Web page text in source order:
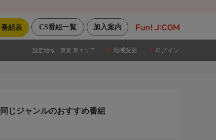
加入案内
CS番組一覧
番組表
設定地域： 東京 東エリア 地域変更 ログイン
同じジャンルのおすすめ番組